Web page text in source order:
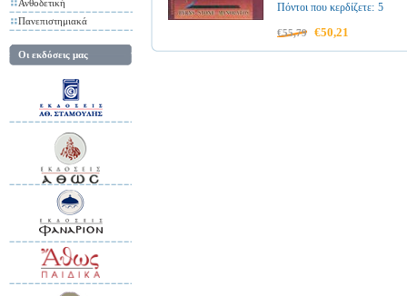
Ανθοδετική
Πανεπιστημιακά
Οι εκδόσεις μας
Πόντοι που κερδίζετε: 5
€55,79 €50,21